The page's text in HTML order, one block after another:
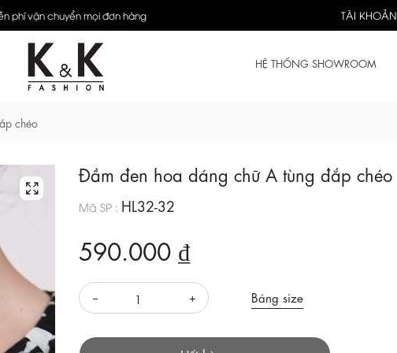
phí vận chuyển mọi đơn hàng TÀI KHOẢN
HỆ THỐNG SHOWROOM
chéo
Đầm đen hoa dáng chữ A tùng đắp chéo
Mã SP : HL32-32
590.000 ₫
Bảng size